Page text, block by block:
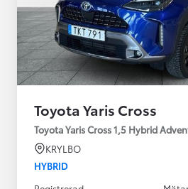
Toyota Yaris Cross
Toyota Yaris Cross 1,5 Hybrid
KRYLBO
HYBRID